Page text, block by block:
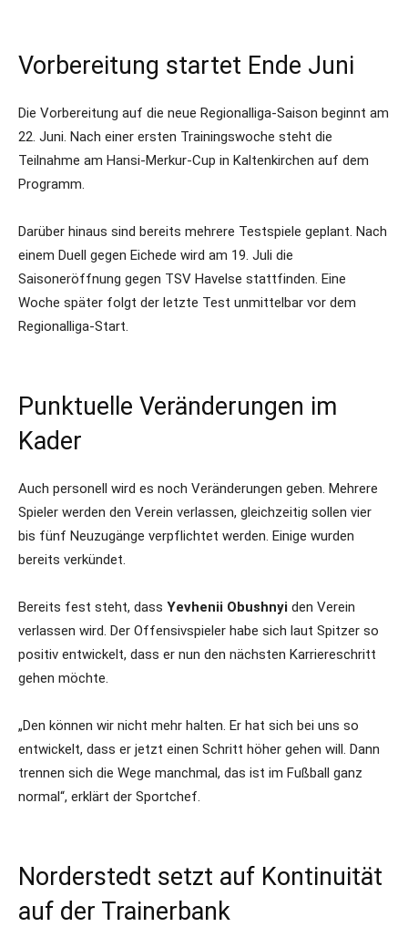
Vorbereitung startet Ende Juni
Die Vorbereitung auf die neue Regionalliga-Saison beginnt am
22. Juni. Nach einer ersten Trainingswoche steht die
Teilnahme am Hansi-Merkur-Cup in Kaltenkirchen auf dem
Programm.
Darüber hinaus sind bereits mehrere Testspiele geplant. Nach
einem Duell gegen Eichede wird am 19. Juli die
Saisoneröffnung gegen TSV Havelse stattfinden. Eine
Woche später folgt der letzte Test unmittelbar vor dem
Regionalliga-Start.
Punktuelle Veränderungen im
Kader
Auch personell wird es noch Veränderungen geben. Mehrere
Spieler werden den Verein verlassen, gleichzeitig sollen vier
bis fünf Neuzugänge verpflichtet werden. Einige wurden
bereits verkündet.
Bereits fest steht, dass Yevhenii Obushnyi den Verein
verlassen wird. Der Offensivspieler habe sich laut Spitzer so
positiv entwickelt, dass er nun den nächsten Karriereschritt
gehen möchte.
„Den können wir nicht mehr halten. Er hat sich bei uns so
entwickelt, dass er jetzt einen Schritt höher gehen will. Dann
trennen sich die Wege manchmal, das ist im Fußball ganz
normal“, erklärt der Sportchef.
Norderstedt setzt auf Kontinuität
auf der Trainerbank